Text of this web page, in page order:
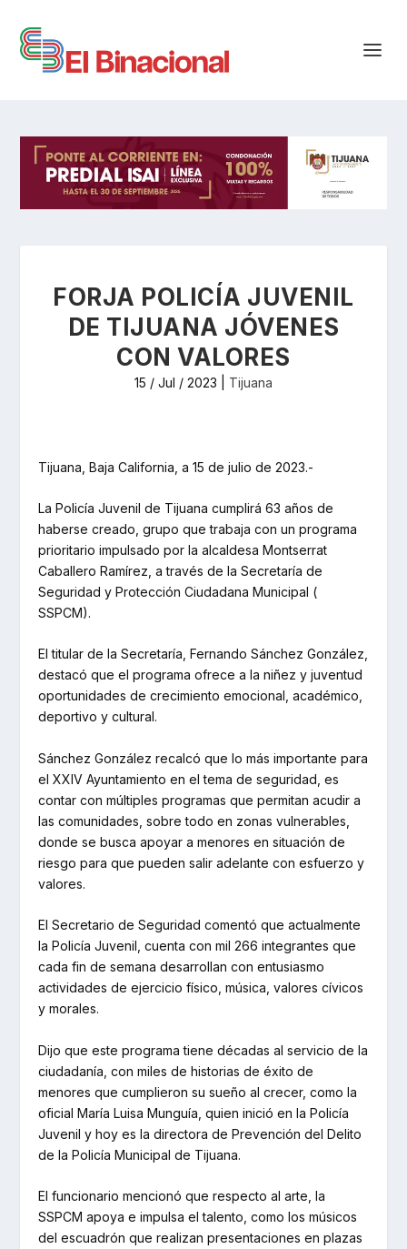
FORJA POLICÍA JUVENIL
DE TIJUANA JÓVENES
CON VALORES
15 / Jul / 2023 Tijuana
Tijuana, Baja California, a 15 de julio de 2023.-
La Policía Juvenil de Tijuana cumplirá 63 años de
haberse creado, grupo que trabaja con un programa
prioritario impulsado por la alcaldesa Montserrat
Caballero Ramírez, a través de la Secretaría de
Seguridad y Protección Ciudadana Municipal (
SSPCM).
El titular de la Secretaría, Fernando Sánchez González,
destacó que el programa ofrece a la niñez y juventud
oportunidades de crecimiento emocional, académico,
deportivo y cultural.
Sánchez González recalcó que lo más importante para
el XXlV Ayuntamiento en el tema de seguridad, es
contar con múltiples programas que permitan acudir a
las comunidades, sobre todo en zonas vulnerables,
donde se busca apoyar a menores en situación de
riesgo para que pueden salir adelante con esfuerzo y
valores.
El Secretario de Seguridad comentó que actualmente
la Policía Juvenil, cuenta con mil 266 integrantes que
cada fin de semana desarrollan con entusiasmo
actividades de ejercicio físico, música, valores cívicos
y morales.
Dijo que este programa tiene décadas al servicio de la
ciudadanía, con miles de historias de éxito de
menores que cumplieron su sueño al crecer, como la
oficial María Luisa Munguía, quien inició en la Policía
Juvenil y hoy es la directora de Prevención del Delito
de la Policía Municipal de Tijuana.
El funcionario mencionó que respecto al arte, la
SSPCM apoya e impulsa el talento, como los músicos
del escuadrón que realizan presentaciones en plazas